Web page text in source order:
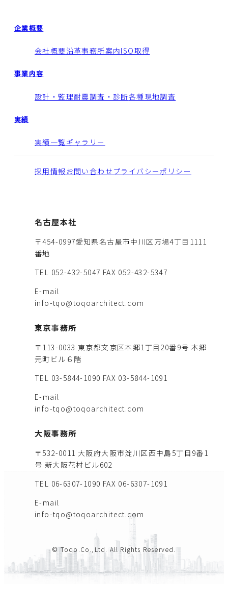
企業概要
会社概要沿革事務所案内ISO取得
事業内容
設計・監理耐震調査・診断各種現地調査
実績
実績一覧 ギャラリー
採用情報 お問い合わせ プライバシーポリシー
名古屋本社
〒454-0997愛知県名古屋市中川区万場4丁目1111
番地
TEL 052-432-5047 FAX 052-432-5347
E-mail
info-tqo@toqoarchitect.com
東京事務所
〒113-0033 東京都文京区本郷1丁目20番9号 本郷
元町ビル６階
TEL 03-5844-1090 FAX 03-5844-1091
E-mail
info-tqo@toqoarchitect.com
大阪事務所
〒532-0011 大阪府大阪市淀川区西中島5丁目9番1
号 新大阪花村ビル602
TEL 06-6307-1090 FAX 06-6307-1091
E-mail
info-tqo@toqoarchitect.com
© Toqo.Co.,Ltd. All Rights Reserved.